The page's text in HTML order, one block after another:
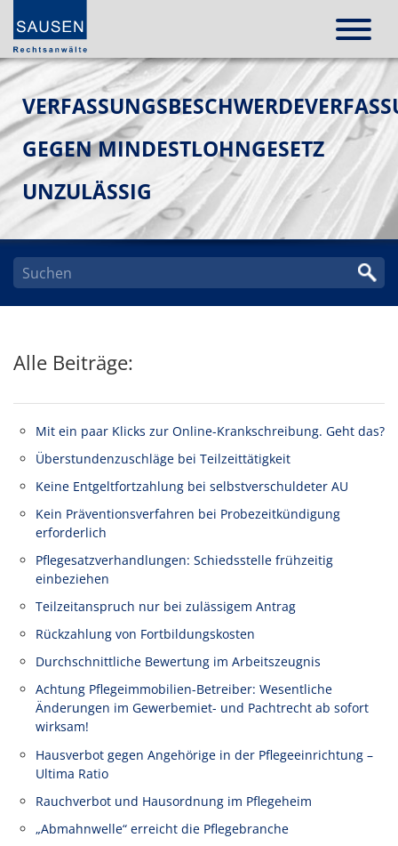
GEGEN MINDESTLOHNGESETZ
UNZULÄSSIG
Alle Beiträge:
Mit ein paar Klicks zur Online-Krankschreibung. Geht das?
Überstundenzuschläge bei Teilzeittätigkeit
Keine Entgeltfortzahlung bei selbstverschuldeter AU
Kein Präventionsverfahren bei Probezeitkündigung
erforderlich
Pflegesatzverhandlungen: Schiedsstelle frühzeitig
einbeziehen
Teilzeitanspruch nur bei zulässigem Antrag
Rückzahlung von Fortbildungskosten
Durchschnittliche Bewertung im Arbeitszeugnis
Achtung Pflegeimmobilien-Betreiber: Wesentliche
Änderungen im Gewerbemiet- und Pachtrecht ab sofort
wirksam!
Hausverbot gegen Angehörige in der Pflegeeinrichtung –
Ultima Ratio
Rauchverbot und Hausordnung im Pflegeheim
„Abmahnwelle“ erreicht die Pflegebranche